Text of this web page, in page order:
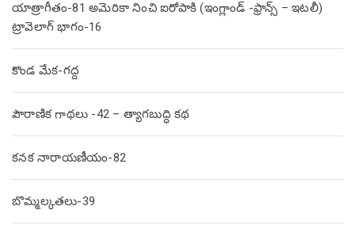
యాత్రాగీతం-81 అమెరికా నించి ఐరోపాకి (ఇంగ్లాండ్ -ఫ్రాన్స్ – ఇటలీ)
ట్రావెలాగ్ భాగం-16
కొండ మేక-గద్ద
పౌరాణిక గాథలు -42 – త్యాగబుద్ధి కథ
కనక నారాయణీయం-82
బొమ్మల్కతలు-39